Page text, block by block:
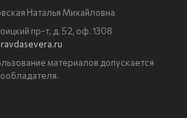
Наталья Михайловна
пр-т, д. 52, оф. 1308
материалов допускается